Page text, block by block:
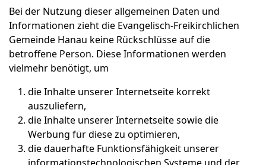
Bei der Nutzung dieser allgemeinen Daten und
Informationen zieht die Evangelisch-Freikirchlichen
Gemeinde Hanau keine Rückschlüsse auf die
betroffene Person. Diese Informationen werden
vielmehr benötigt, um
die Inhalte unserer Internetseite korrekt
auszuliefern,
die Inhalte unserer Internetseite sowie die
Werbung für diese zu optimieren,
die dauerhafte Funktionsfähigkeit unserer